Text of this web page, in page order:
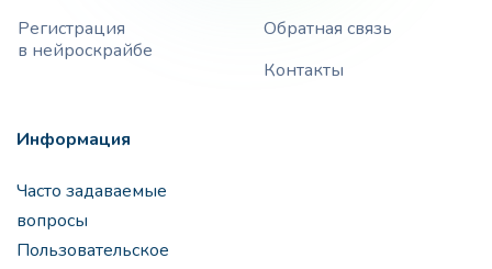
Регистрация
в нейроскрайбе
Обратная связь
Контакты
Информация
Часто задаваемые
вопросы
Пользовательское